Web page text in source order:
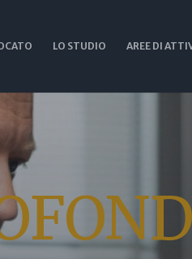
LO STUDIO AREE DI